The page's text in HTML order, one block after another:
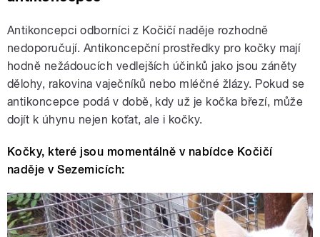
Antikoncepci odborníci z Kočičí naděje rozhodně
nedoporučují. Antikoncepční prostředky pro kočky mají
hodně nežádoucích vedlejších účinků jako jsou záněty
dělohy, rakovina vaječníků nebo mléčné žlázy. Pokud se
antikoncepce podá v době, kdy už je kočka březí, může
dojít k úhynu nejen koťat, ale i kočky.
Kočky, které jsou momentálně v nabídce Kočičí
naděje v Sezemicích: